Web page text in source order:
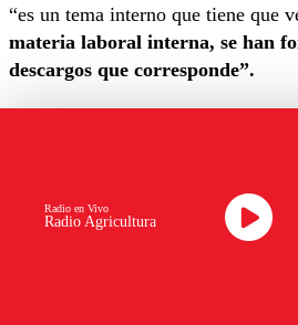
“es un tema interno que tiene que
materia laboral interna, se han
descargos que corresponde”.
La denuncia guarda relación con
por parte del abogado Carlos
desempeñaba en la Secretaría
Radio Agricultura
Radio en Vivo